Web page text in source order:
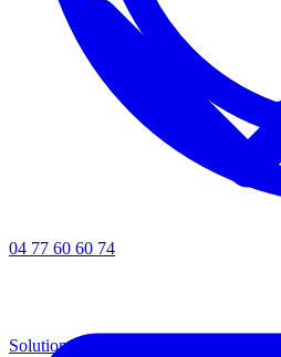
04 77 60 60 74
Solutions